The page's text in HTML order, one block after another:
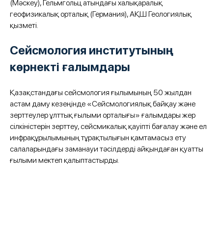
(Мәскеу), Гельмгольц атындағы халықаралық
геофизикалық орталық (Германия), АҚШ Геологиялық
қызметі.
Сейсмология институтының
көрнекті ғалымдары
Қазақстандағы сейсмология ғылымының 50 жылдан
астам даму кезеңінде «Сейсмологиялық байқау және
зерттеулер ұлттық ғылыми орталығы» ғалымдары жер
сілкіністерін зерттеу, сейсмикалық қауіпті бағалау және ел
инфрақұрылымының тұрақтылығын қамтамасыз ету
салаларындағы заманауи тәсілдерді айқындаған қуатты
ғылыми мектеп қалыптастырды.